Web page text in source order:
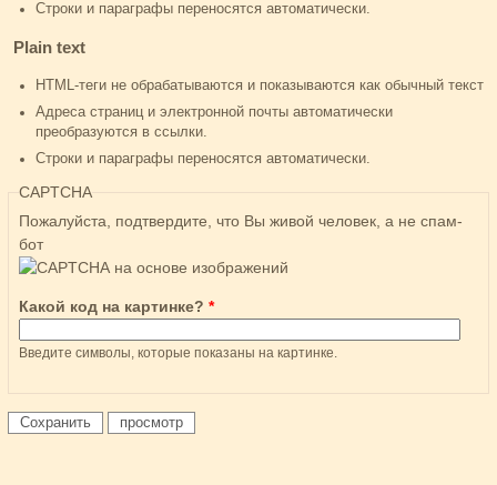
Строки и параграфы переносятся автоматически.
Plain text
HTML-теги не обрабатываются и показываются как обычный текст
Адреса страниц и электронной почты автоматически
преобразуются в ссылки.
Строки и параграфы переносятся автоматически.
CAPTCHA
Пожалуйста, подтвердите, что Вы живой человек, а не спам-
бот
Какой код на картинке? *
Введите символы, которые показаны на картинке.